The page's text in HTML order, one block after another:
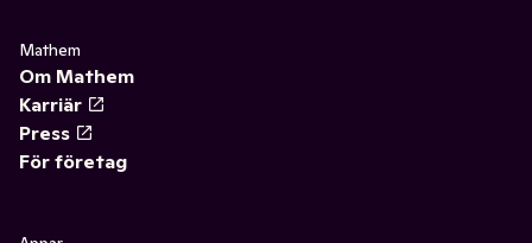
Mathem
Om Mathem
Karriär
Press
För företag